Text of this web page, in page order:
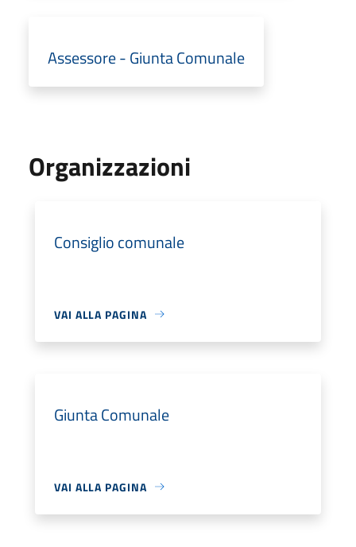
Assessore - Giunta Comunale
Organizzazioni
Consiglio comunale
VAI ALLA PAGINA
Giunta Comunale
VAI ALLA PAGINA